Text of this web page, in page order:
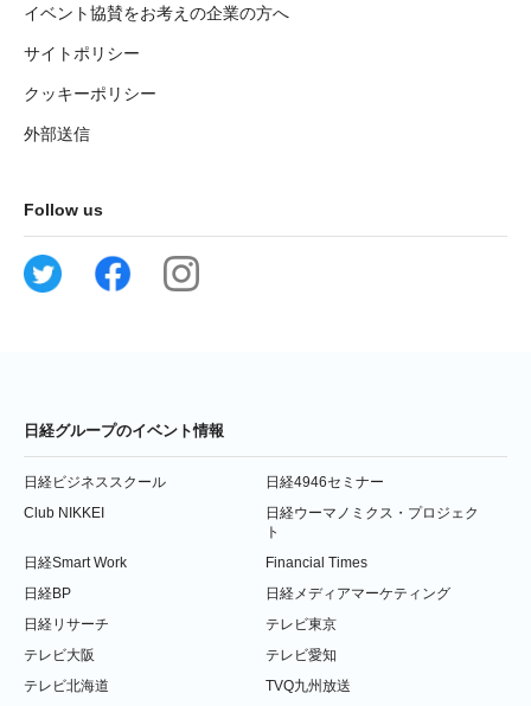
イベント協賛をお考えの企業の方へ
サイトポリシー
クッキーポリシー
外部送信
Follow us
日経グループのイベント情報
日経ビジネススクール
日経4946セミナー
Club NIKKEI
日経ウーマノミクス・プロジェク
ト
日経Smart Work
Financial Times
日経BP
日経メディアマーケティング
日経リサーチ
テレビ東京
テレビ大阪
テレビ愛知
テレビ北海道
TVQ九州放送